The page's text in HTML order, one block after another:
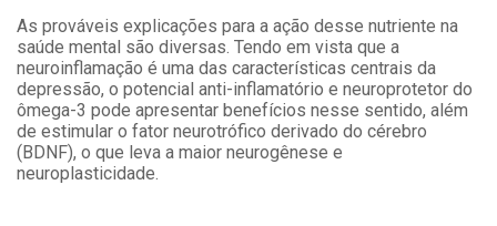
As prováveis explicações para a ação desse nutriente na
saúde mental são diversas. Tendo em vista que a
neuroinflamação é uma das características centrais da
depressão, o potencial anti-inflamatório e neuroprotetor do
ômega-3 pode apresentar benefícios nesse sentido, além
de estimular o fator neurotrófico derivado do cérebro
(BDNF), o que leva a maior neurogênese e
neuroplasticidade.